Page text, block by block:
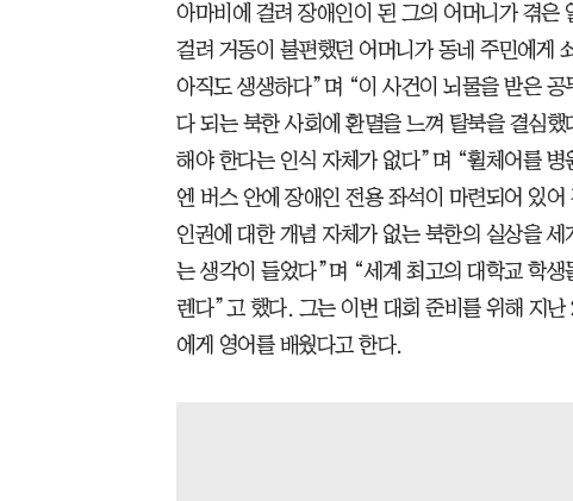
아마비에 걸려 장애인이 된 그의 어머니가 겪은
걸려 거동이 불편했던 어머니가 동네 주민에게
아직도 생생하다”며 “이 사건이 뇌물을 받은
다 되는 북한 사회에 환멸을 느껴 탈북을 결심
해야 한다는 인식 자체가 없다”며 “휠체어를
엔 버스 안에 장애인 전용 좌석이 마련되어 있
인권에 대한 개념 자체가 없는 북한의 실상을
는 생각이 들었다”며 “세계 최고의 대학교 학
렌다”고 했다. 그는 이번 대회 준비를 위해 지
에게 영어를 배웠다고 한다.